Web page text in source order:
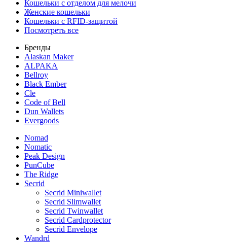
Кошельки с отделом для мелочи
Женские кошельки
Кошельки с RFID-защитой
Посмотреть все
Бренды
Alaskan Maker
ALPAKA
Bellroy
Black Ember
Cle
Code of Bell
Dun Wallets
Evergoods
Nomad
Nomatic
Peak Design
PunCube
The Ridge
Secrid
Secrid Miniwallet
Secrid Slimwallet
Secrid Twinwallet
Secrid Cardprotector
Secrid Envelope
Wandrd